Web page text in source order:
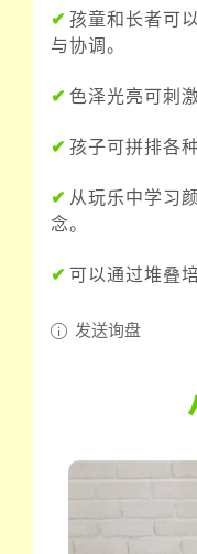
✔ 孩童和长者可
与协调。
✔ 色泽光亮可刺
✔ 孩子可拼排各
✔ 从玩乐中学习
念。
✔ 可以通过堆叠
发送询盘